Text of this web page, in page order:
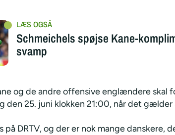
Schmeichels spøjse Kane-
svamp
og de andre offensive englændere skal
den 25. juni klokken 21:00, når det gælder
på DRTV, og der er nok mange danskere,